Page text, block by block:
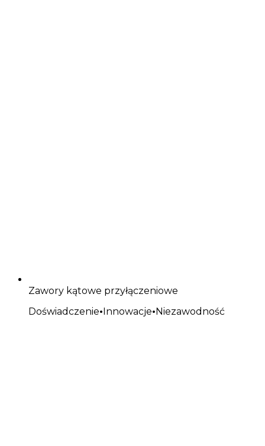
Zawory kątowe przyłączeniowe
Doświadczenie•Innowacje•Niezawodność